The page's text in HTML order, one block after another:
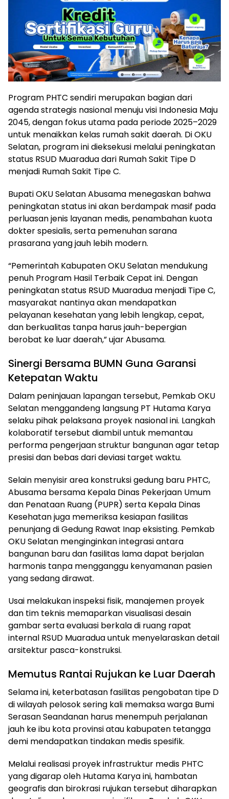
Program PHTC sendiri merupakan bagian dari
agenda strategis nasional menuju visi Indonesia Maju
2045, dengan fokus utama pada periode 2025–2029
untuk menaikkan kelas rumah sakit daerah. Di OKU
Selatan, program ini dieksekusi melalui peningkatan
status RSUD Muaradua dari Rumah Sakit Tipe D
menjadi Rumah Sakit Tipe C.
Bupati OKU Selatan Abusama menegaskan bahwa
peningkatan status ini akan berdampak masif pada
perluasan jenis layanan medis, penambahan kuota
dokter spesialis, serta pemenuhan sarana
prasarana yang jauh lebih modern.
“Pemerintah Kabupaten OKU Selatan mendukung
penuh Program Hasil Terbaik Cepat ini. Dengan
peningkatan status RSUD Muaradua menjadi Tipe C,
masyarakat nantinya akan mendapatkan
pelayanan kesehatan yang lebih lengkap, cepat,
dan berkualitas tanpa harus jauh-bepergian
berobat ke luar daerah,” ujar Abusama.
Sinergi Bersama BUMN Guna Garansi
Ketepatan Waktu
Dalam peninjauan lapangan tersebut, Pemkab OKU
Selatan menggandeng langsung PT Hutama Karya
selaku pihak pelaksana proyek nasional ini. Langkah
kolaboratif tersebut diambil untuk memantau
performa pengerjaan struktur bangunan agar tetap
presisi dan bebas dari deviasi target waktu.
Selain menyisir area konstruksi gedung baru PHTC,
Abusama bersama Kepala Dinas Pekerjaan Umum
dan Penataan Ruang (PUPR) serta Kepala Dinas
Kesehatan juga memeriksa kesiapan fasilitas
penunjang di Gedung Rawat Inap eksisting. Pemkab
OKU Selatan menginginkan integrasi antara
bangunan baru dan fasilitas lama dapat berjalan
harmonis tanpa mengganggu kenyamanan pasien
yang sedang dirawat.
Usai melakukan inspeksi fisik, manajemen proyek
dan tim teknis memaparkan visualisasi desain
gambar serta evaluasi berkala di ruang rapat
internal RSUD Muaradua untuk menyelaraskan detail
arsitektur pasca-konstruksi.
Memutus Rantai Rujukan ke Luar Daerah
Selama ini, keterbatasan fasilitas pengobatan tipe D
di wilayah pelosok sering kali memaksa warga Bumi
Serasan Seandanan harus menempuh perjalanan
jauh ke ibu kota provinsi atau kabupaten tetangga
demi mendapatkan tindakan medis spesifik.
Melalui realisasi proyek infrastruktur medis PHTC
yang digarap oleh Hutama Karya ini, hambatan
geografis dan birokrasi rujukan tersebut diharapkan